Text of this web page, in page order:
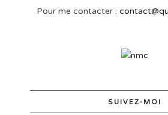
Pour me contacter :
SUIVEZ-MOI